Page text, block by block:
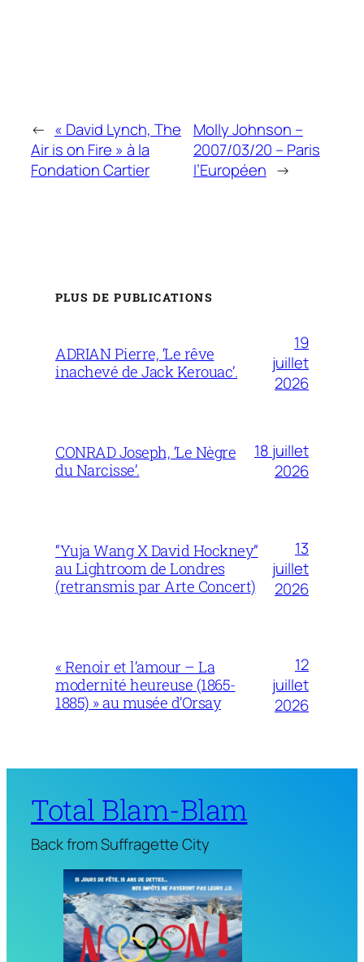
← « David Lynch, The
Air is on Fire » à la
Fondation Cartier
Molly Johnson –
2007/03/20 – Paris
l’Européen →
PLUS DE PUBLICATIONS
ADRIAN Pierre, ‘Le rêve
inachevé de Jack Kerouac’.
19
juillet
2026
CONRAD Joseph, ‘Le Nègre
du Narcisse’.
18 juillet
2026
“Yuja Wang X David Hockney”
au Lightroom de Londres
(retransmis par Arte Concert)
13
juillet
2026
« Renoir et l’amour – La
modernité heureuse (1865-
1885) » au musée d’Orsay
12
juillet
2026
Total Blam-Blam
Back from Suffragette City